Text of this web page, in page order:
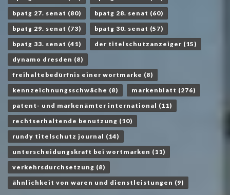
bpatg 27. senat (80) bpatg 28. senat (60)
bpatg 29. senat (73) bpatg 30. senat (57)
bpatg 33. senat (41) der titelschutzanzeiger (15)
dynamo dresden (8)
freihaltebedürfnis einer wortmarke (8)
kennzeichnungsschwäche (8) markenblatt (276)
patent- und markenämter international (11)
rechtserhaltende benutzung (10)
rundy titelschutz journal (14)
unterscheidungskraft bei wortmarken (11)
verkehrsdurchsetzung (8)
ähnlichkeit von waren und dienstleistungen (9)